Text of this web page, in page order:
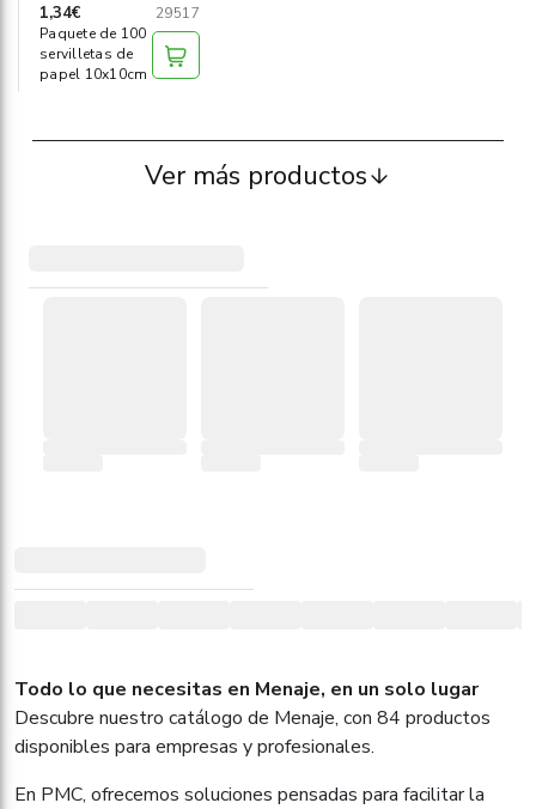
1,34€
29517
Paquete de 100
servilletas de
papel 10x10cm
Ver más productos
Todo lo que necesitas en Menaje, en un solo lugar
Descubre nuestro catálogo de Menaje, con 84 productos
disponibles para empresas y profesionales.
En PMC, ofrecemos soluciones pensadas para facilitar la